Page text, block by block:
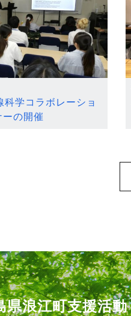
科学コラボレーショ
ーの開催
県浪江町支援活動